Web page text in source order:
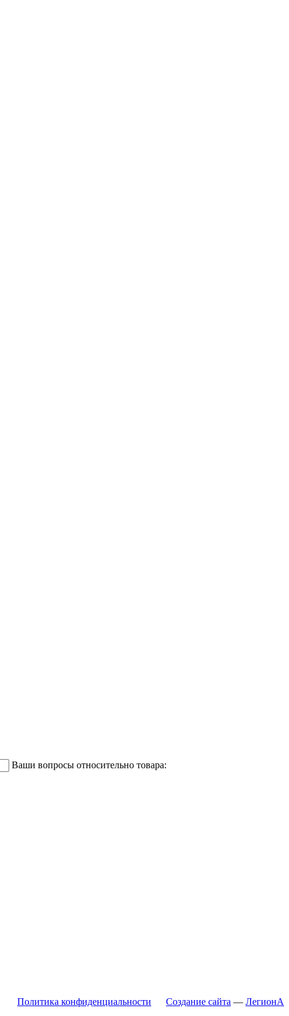
Ваши вопросы относительно товара:
Политика конфиденциальности Создание сайта — ЛегионА